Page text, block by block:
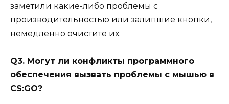
заметили какие-либо проблемы с
производительностью или залипшие кнопки,
немедленно очистите их.
Q3. Могут ли конфликты программного
обеспечения вызвать проблемы с мышью в
CS:GO?